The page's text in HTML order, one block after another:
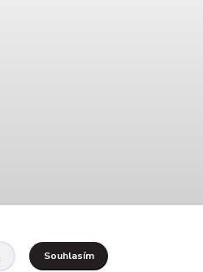
Neváhejte se zeptat:
Souhlasím